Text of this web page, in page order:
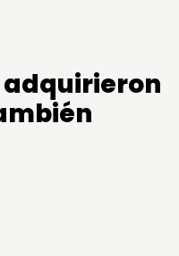
adquirieron